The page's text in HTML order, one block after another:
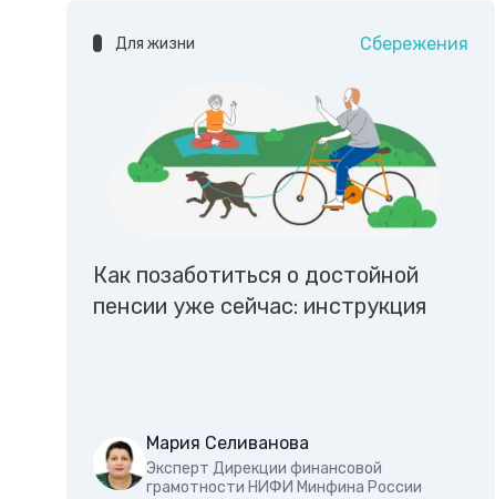
Для жизни Сбережения
Как позаботиться о достойной
пенсии уже сейчас: инструкция
Мария Селиванова
Эксперт Дирекции финансовой
грамотности НИФИ Минфина России